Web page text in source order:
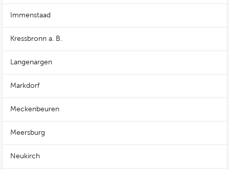
Immenstaad
Kressbronn a. B.
Langenargen
Markdorf
Meckenbeuren
Meersburg
Neukirch